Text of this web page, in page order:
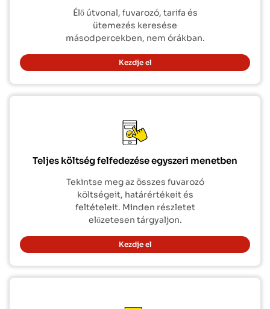
Élő útvonal, fuvarozó, tarifa és
ütemezés keresése
másodpercekben, nem órákban.
Kezdje el
Teljes költség felfedezése egyszeri menetben
Tekintse meg az összes fuvarozó
költségeit, határértékeit és
feltételeit. Minden részletet
előzetesen tárgyaljon.
Kezdje el